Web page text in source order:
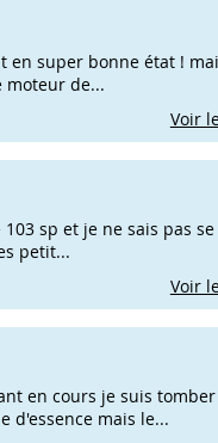
en super bonne état !
moteur de...
Voir
sp et je ne sais pas se
petit...
Voir
en cours je suis
d'essence mais le...